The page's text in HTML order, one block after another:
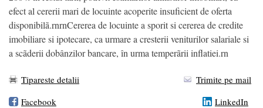
efect al cererii mari de locuinte acoperite insuficient de oferta
disponibilã.rnrnCererea de locuinte a sporit si cererea de credite
imobiliare si ipotecare, ca urmare a cresterii veniturilor salariale si
a scãderii dobânzilor bancare, în urma temperãrii inflatiei.rn
Tipareste detalii
Trimite pe mail
Facebook
LinkedIn